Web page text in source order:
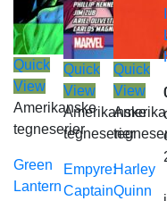
Quick
View
Amerikanske
tegneserier
Green
Lantern
Quick
View
Amerikanske
tegneserier
Empyre:
Captain
Quick
View
Harley
Quinn